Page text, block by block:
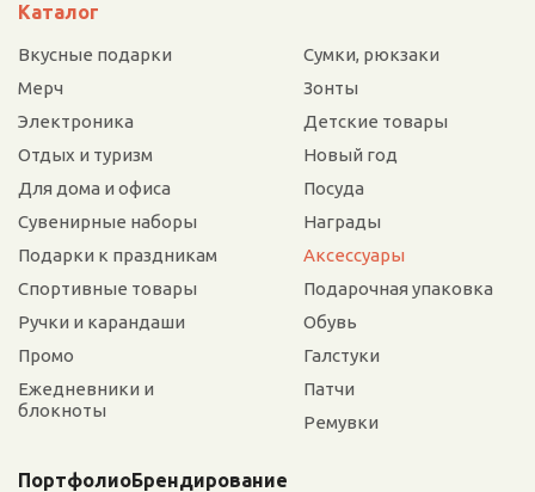
Каталог
Вкусные подарки
Мерч
Электроника
Отдых и туризм
Для дома и офиса
Сувенирные наборы
Подарки к праздникам
Спортивные товары
Ручки и карандаши
Промо
Ежедневники и
блокноты
Сумки, рюкзаки
Зонты
Детские товары
Новый год
Посуда
Награды
Аксессуары
Подарочная упаковка
Обувь
Галстуки
Патчи
Ремувки
ПортфолиоБрендирование